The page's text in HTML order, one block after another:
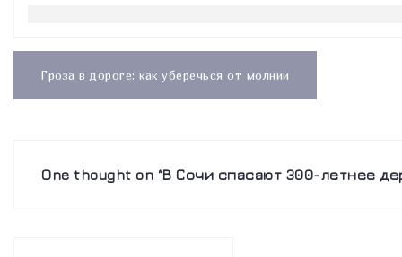
Гроза в дороге: как уберечься от молнии
One thought on “В Сочи спасают 300-летнее